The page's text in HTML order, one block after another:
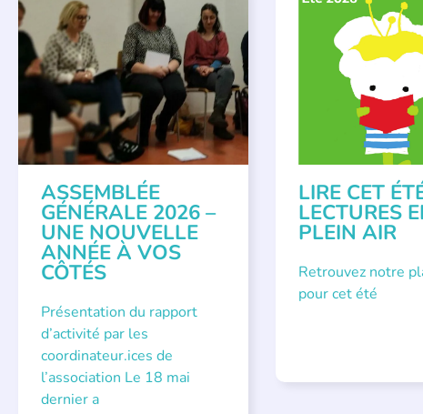
APPEL À SOUTIEN ,
VIE DE L'ASSOCIATION
ASSEMBLÉE
GÉNÉRALE 2026 –
UNE NOUVELLE
ANNÉE À VOS
CÔTÉS
Présentation du rapport
d’activité par les
coordinateur.ices de
l’association Le 18 mai
dernier a
BIBLIOTHÈQUES ,
LECTURE
LITTÉRATURE JEUNESSE
LIRE CET
LECTURES
PLEIN AIR
Retrouvez notre
pour cet été